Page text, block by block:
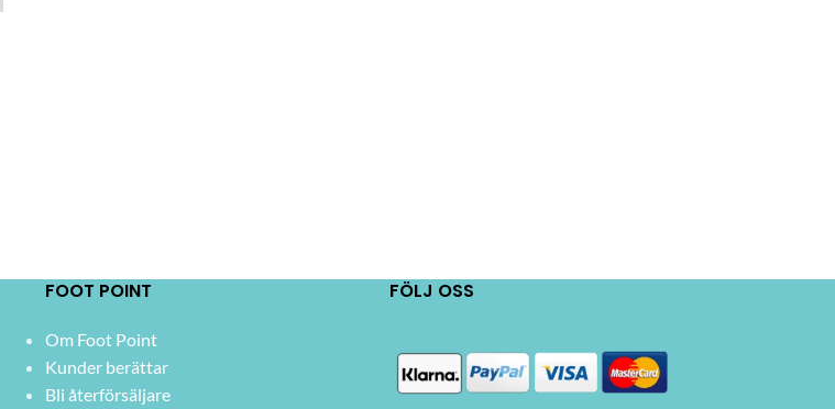
FOOT POINT
Om Foot Point
Kunder berättar
Bli återförsäljare
FÖLJ OSS